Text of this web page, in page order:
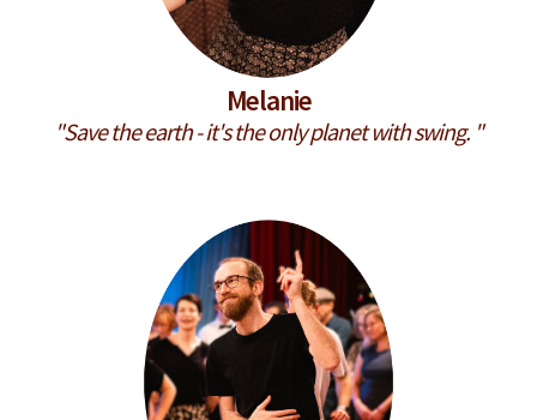
Melanie
"Save the earth - it's the only planet with swing. "